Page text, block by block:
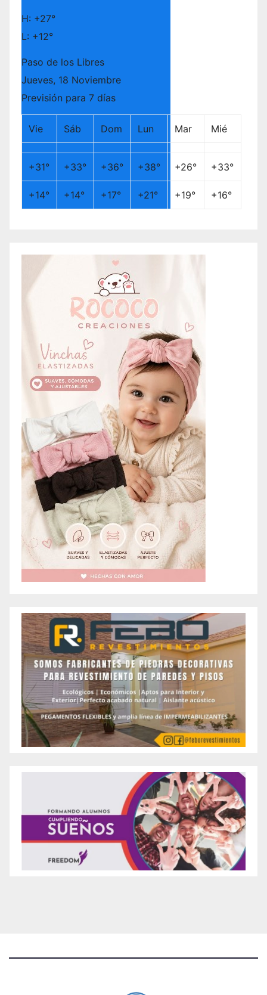
H: +27°
L: +12°
Paso de los Libres
Jueves, 18 Noviembre
Previsión para 7 días
Vie Sáb Dom Lun Mar Mié
+31° +33° +36° +38° +26° +33°
+14° +14° +17° +21° +19° +16°